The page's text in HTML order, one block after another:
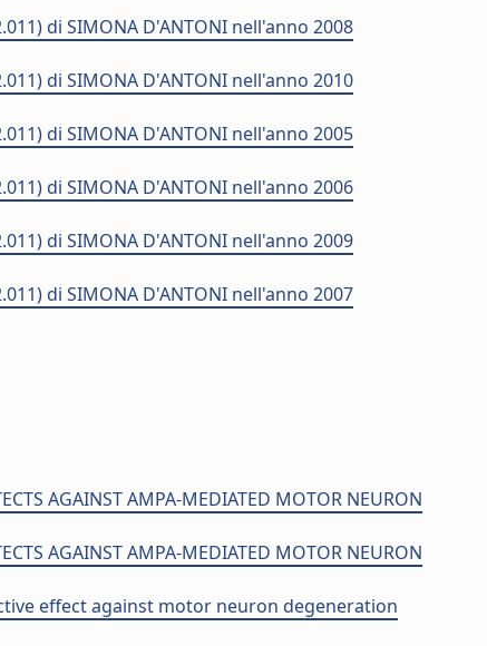
di SIMONA D'ANTONI nell'anno 2008
di SIMONA D'ANTONI nell'anno 2010
di SIMONA D'ANTONI nell'anno 2005
di SIMONA D'ANTONI nell'anno 2006
di SIMONA D'ANTONI nell'anno 2009
di SIMONA D'ANTONI nell'anno 2007
AGAINST AMPA-MEDIATED MOTOR NEURON
AGAINST AMPA-MEDIATED MOTOR NEURON
effect against motor neuron degeneration